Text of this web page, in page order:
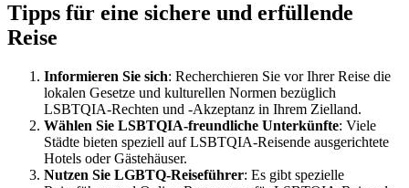
Tipps für eine sichere und erfüllende
Reise
Informieren Sie sich: Recherchieren Sie vor Ihrer Reise die
lokalen Gesetze und kulturellen Normen bezüglich
LSBTQIA-Rechten und -Akzeptanz in Ihrem Zielland.
Wählen Sie LSBTQIA-freundliche Unterkünfte: Viele
Städte bieten speziell auf LSBTQIA-Reisende ausgerichtete
Hotels oder Gästehäuser.
Nutzen Sie LGBTQ-Reiseführer: Es gibt spezielle